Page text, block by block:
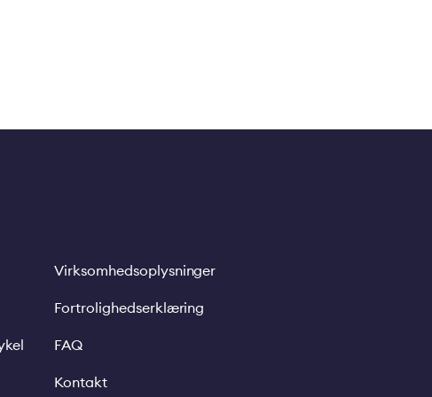
Legal
Virksomhedsoplysninger
Fortrolighedserklæring
FAQ
Kontakt